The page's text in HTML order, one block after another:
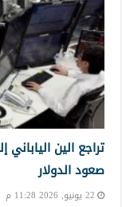
صعود الدولار
22 يونيو, 2026 11:28 م